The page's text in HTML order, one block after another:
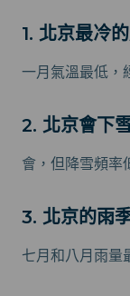
1. 北京最冷
一月氣溫最低，
2. 北京會下
會，但降雪頻率
3. 北京的雨
七月和八月雨量